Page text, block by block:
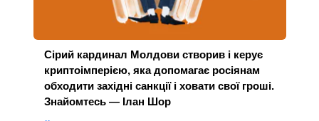
Сірий кардинал Молдови створив і керує
криптоімперією, яка допомагає росіянам
обходити західні санкції і ховати свої гроші.
Знайомтесь — Ілан Шор